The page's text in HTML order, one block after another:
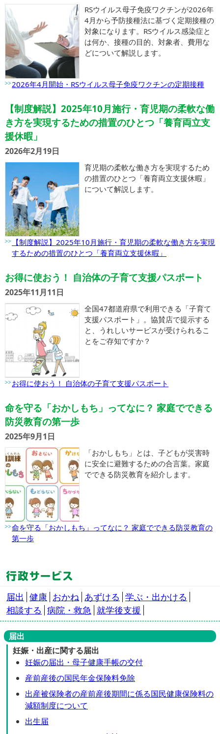
RSウイルス母子免疫ワクチンが2026年
4月から予防接種法に基づく定期接種の
対象になります。RSウイルス感染症と
は何か、接種の目的、対象者、費用な
どについて解説します。
2026年4月開始・RSウイルス母子免疫ワクチンの定期接種
【制度解説】2025年10月施行・育児期の柔軟な働
き方を実現するための措置のひとつ「養育両立支
援休暇」
2026年2月19日
育児期の柔軟な働き方を実現するため
の措置のひとつ「養育両立支援休暇」
について解説します。
【制度解説】2025年10月施行・育児期の柔軟な働き方を実現
するための措置のひとつ「養育両立支援休暇」
お得に使おう！ 自治体の子育て支援パスポート
2025年11月11日
全国47都道府県で利用できる「子育て
支援パスポート」。協賛店で提示する
と、うれしいサービスが受けられるこ
とをご存知ですか？
お得に使おう！ 自治体の子育て支援パスポート
命を守る「おかしもち」ってなに？ 家庭でできる
防災教育の第一歩
2025年9月1日
「おかしもち」とは、子どもが災害時
に安全に避難するための合言葉。家庭
でできる防災教育を紹介します。
命を守る「おかしもち」ってなに？ 家庭でできる防災教育の
第一歩
届出 健康 おかね あずける 学ぶ・出かける
相談する 病院・救急 就学後支援
届出
妊娠・出産に関する届出
妊娠の届出・母子健康手帳の交付
産前産後の国民年金保険料免除
出産被保険者の産前産後期間に係る国民健康保険料の
減額制度について
出生届